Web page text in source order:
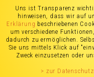
Uns ist Transparenz
hinweisen, dass wir auf
Erklärung beschriebenen
um verschiedene
dadurch zu ermöglichen.
Sie uns mittels Klick auf
Zweck einzusetzen oder
> zur
richtigen
Wo befindet sich Ihre